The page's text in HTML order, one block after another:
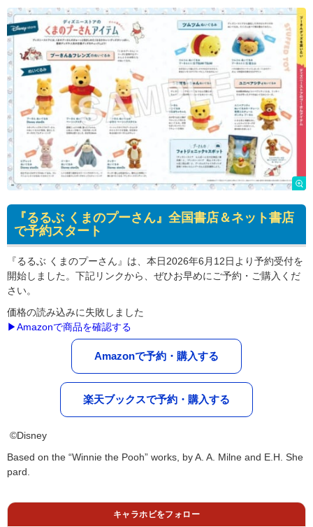
『るるぶ くまのプーさん』全国書店＆ネット書店
で予約スタート
『るるぶ くまのプーさん』は、本日2026年6月12日より予約受付を
開始しました。下記リンクから、ぜひお早めにご予約・ご購入くだ
さい。
価格の読み込みに失敗しました
▶Amazonで商品を確認する
Amazonで予約・購入する
楽天ブックスで予約・購入する
©Disney
Based on the “Winnie the Pooh” works, by A. A. Milne and E.H. She
pard.
キャラホビをフォロー